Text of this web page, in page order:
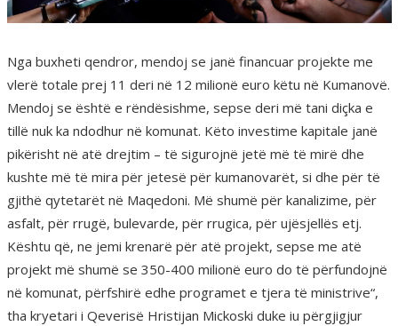
Nga buxheti qendror, mendoj se janë financuar projekte me
vlerë totale prej 11 deri në 12 milionë euro këtu në Kumanovë.
Mendoj se është e rëndësishme, sepse deri më tani diçka e
tillë nuk ka ndodhur në komunat. Këto investime kapitale janë
pikërisht në atë drejtim – të sigurojnë jetë më të mirë dhe
kushte më të mira për jetesë për kumanovarët, si dhe për të
gjithë qytetarët në Maqedoni. Më shumë për kanalizime, për
asfalt, për rrugë, bulevarde, për rrugica, për ujësjellës etj.
Kështu që, ne jemi krenarë për atë projekt, sepse me atë
projekt më shumë se 350-400 milionë euro do të përfundojnë
në komunat, përfshirë edhe programet e tjera të ministrive“,
tha kryetari i Qeverisë Hristijan Mickoski duke iu përgjigjur